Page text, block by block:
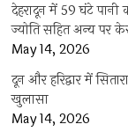
देहरादून में 59 घंटे पानी
ज्योति सहित अन्य पर
May 14, 2026
दून और हरिद्वार में
खुलासा
May 14, 2026